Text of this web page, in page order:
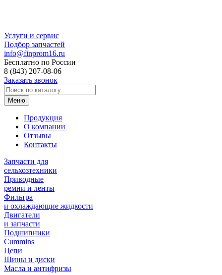
Услуги и сервис
Подбор запчастей
info@finprom16.ru
Бесплатно по России
8 (843) 207-08-06
Заказать звонок
Меню
Продукция
О компании
Отзывы
Контакты
Запчасти для
сельхозтехники
Приводные
ремни и ленты
Фильтра
и охлаждающие жидкости
Двигатели
и запчасти
Подшипники
Cummins
Цепи
Шины и диски
Масла и антифризы